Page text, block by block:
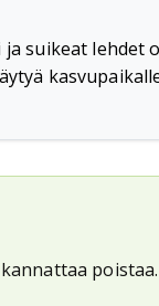
suikeat
poistaa.